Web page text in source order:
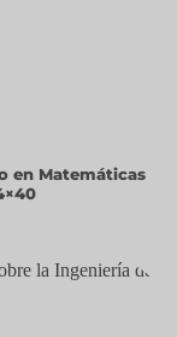
en Matemáticas